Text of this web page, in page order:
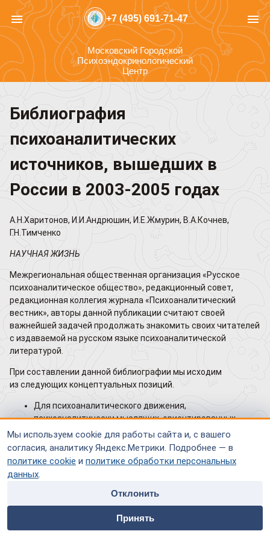
Мы используем cookie для работы сайта и, с вашего
согласия, аналитику Яндекс.Метрики. Подробнее — в
политике cookie и политике обработки персональных
данных.
Отклонить
Принять
home people
Специалисты
payment contacts
menu +7 (495) 691-71-47 menu
Московский Городской
Психоэндокринологический
Центр
Библиография
психоаналитических
источников, вышедших в
России в 2003-2005 годах
А.Н.Харитонов, И.И.Андрюшин, И.Е.Жмурин, В.А.Кочнев,
Г.Н.Тимченко
НАУЧНАЯ ЖИЗНЬ
Межрегиональная общественная организация «Русское
психоаналитическое общество», редакционный совет,
редакционная коллегия журнала «Психоаналитический
вестник», авторы данной публикации считают своей
важнейшей задачей продолжать знакомить своих читателей
с издаваемой на русском языке психоаналитической
литературой.
При составлении данной библиографии мы исходим
из следующих концептуальных позиций.
Для психоаналитического движения,
психоаналитически мыслящих, ориентированных
специалистов, всех интересующихся этой областью
данной практики крайне необходимо обладать
энциклопедической, систематизированной,
упорядоченной библиографией литературы широкой
психоаналитической традиции — с информацией
о психоанализе, психоаналитическом направлении
психотерапии, глубинной психологии.
В фундаментальной библиографии
психоаналитической литературы нуждаются не только